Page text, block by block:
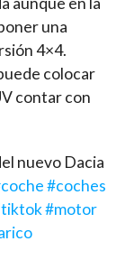
una
4×4.
colocar
contar con
nuevo Dacia
#coches
#motor